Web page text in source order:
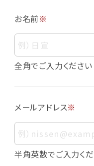
個人情報
個人情報とは、お
て、当該情報を構
メールアドレス、
す。また、その情
も、他の情報と容
お客様個人を識別
れます。
お名前※
全角でご入力ください
メールアドレス※
半角英数でご入力く